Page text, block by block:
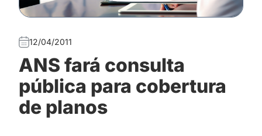
12/04/2011
ANS fará consulta
pública para cobertura
de planos